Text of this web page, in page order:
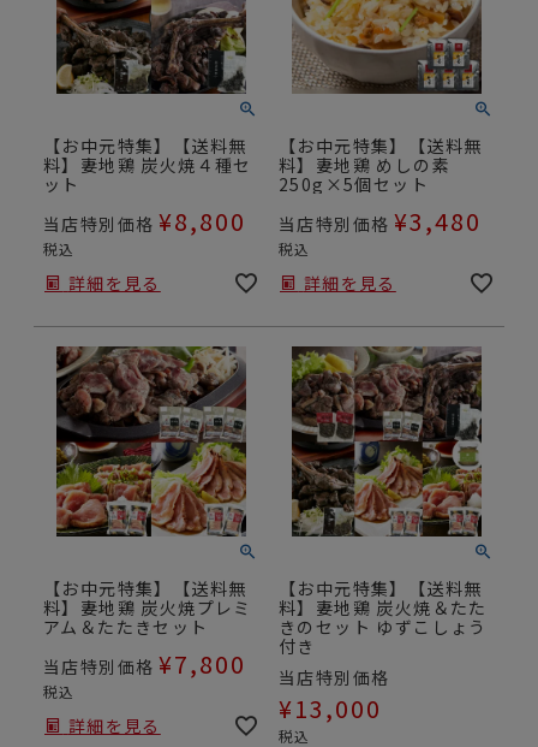
【お中元特集】【送料無
料】妻地鶏 炭火焼４種セ
ット
当店特別価格 ¥8,800
税込
詳細を見る
【お中元特集】【送料無
料】妻地鶏 めしの素
250g×5個セット
当店特別価格 ¥3,480
税込
詳細を見る
【お中元特集】【送料無
料】妻地鶏 炭火焼プレミ
アム＆たたきセット
当店特別価格 ¥7,800
税込
詳細を見る
【お中元特集】【送料無
料】妻地鶏 炭火焼＆たた
きのセット ゆずこしょう
付き
当店特別価格
¥13,000
税込